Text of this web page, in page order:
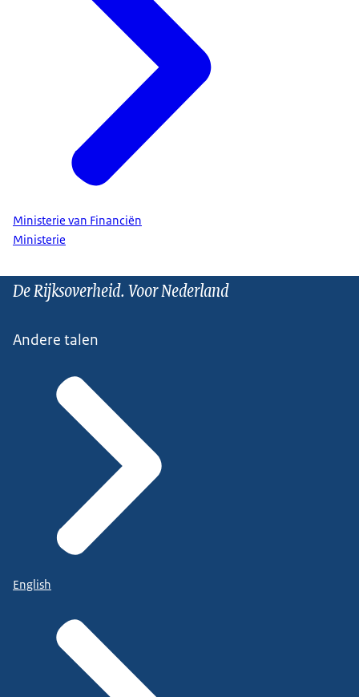
Ministerie van Financiën
Ministerie
De Rijksoverheid. Voor Nederland
Andere talen
English